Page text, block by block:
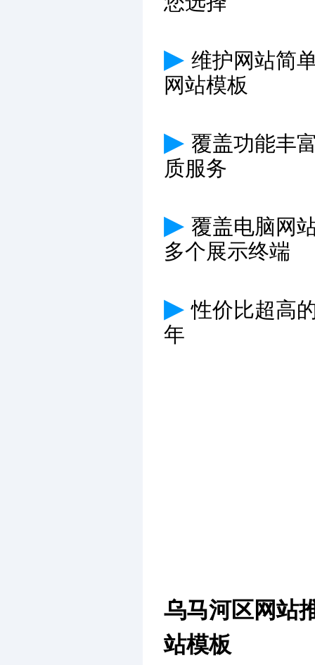
▶ 维护网站简
网站模板
▶ 覆盖功能丰
质服务
▶ 覆盖电脑网
多个展示终端
▶性价比超高
年
乌马河区网站
站模板